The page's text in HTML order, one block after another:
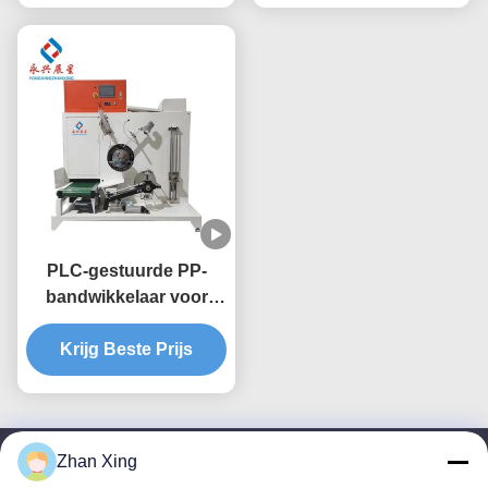
PLC-gestuurde PP-
bandwikkelaar voor
duurzame
fabrieksoperatie en -
onderhoud
Krijg Beste Prijs
Zhan Xing